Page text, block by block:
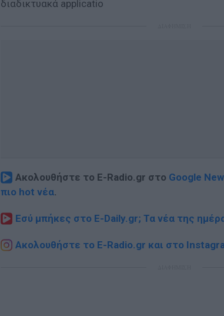
διαδικτυακά applicatio
Ακολουθήστε το E-Radio.gr στο Google
πιο hot νέα.
Εσύ μπήκες στο E-Daily.gr; Τα νέα της
Ακολουθήστε το E-Radio.gr και στο